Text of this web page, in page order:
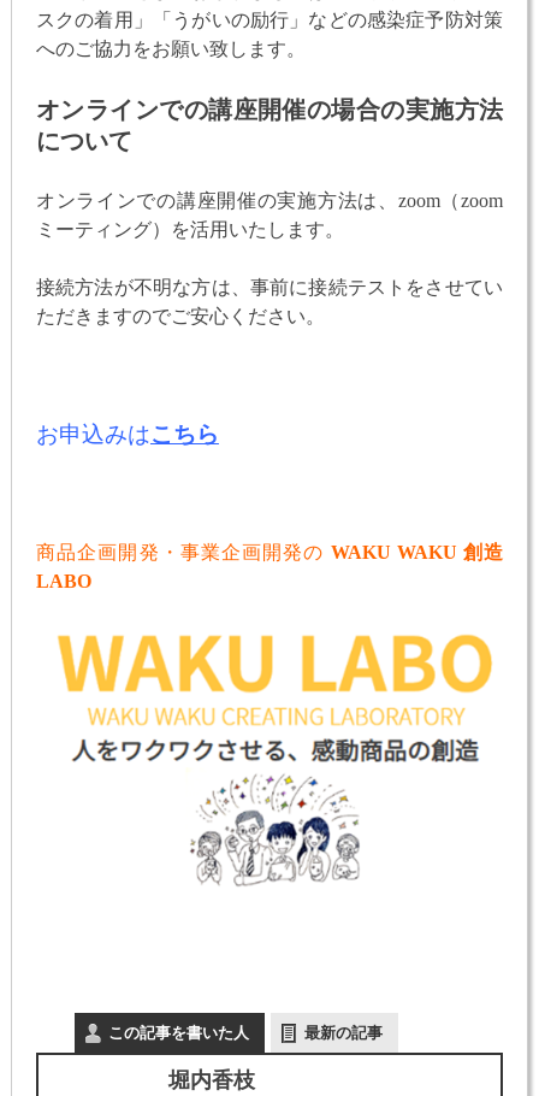
スクの着用」「うがいの励行」などの感染症予防対策
へのご協力をお願い致します。
オンラインでの講座開催の場合の実施方法
について
オンラインでの講座開催の実施方法は、zoom（zoom
ミーティング）を活用いたします。
接続方法が不明な方は、事前に接続テストをさせてい
ただきますのでご安心ください。
お申込みはこちら
商品企画開発・事業企画開発の WAKU WAKU 創造
LABO
この記事を書いた人 最新の記事
堀内香枝